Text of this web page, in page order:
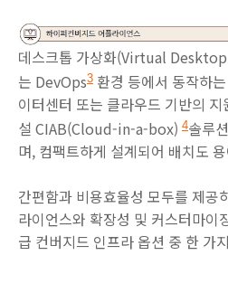
데스크톱 가상화(Virtual
는 DevOps3 환경 등에서 동작하
이터센터 또는 클라우드 기반의
설 CIAB(Cloud-in-a-box) 4솔루
며, 컴팩트하게 설계되어 배치도
간편함과 비용효율성 모두를 제공
라이언스와 확장성 및 커스터마이
급 컨버지드 인프라 옵션 중 한 가